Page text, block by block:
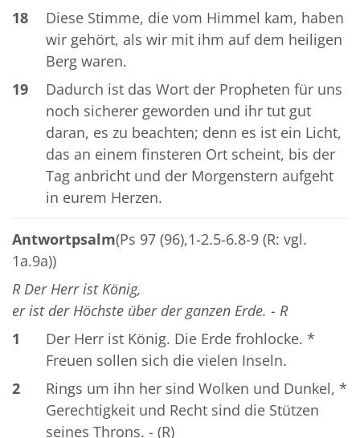
18
Diese Stimme, die vom Himmel kam, haben
wir gehört, als wir mit ihm auf dem heiligen
Berg waren.
19
Dadurch ist das Wort der Propheten für uns
noch sicherer geworden und ihr tut gut
daran, es zu beachten; denn es ist ein Licht,
das an einem finsteren Ort scheint, bis der
Tag anbricht und der Morgenstern aufgeht
in eurem Herzen.
Antwortpsalm(Ps 97 (96),1-2.5-6.8-9 (R: vgl.
1a.9a))
R Der Herr ist König,
er ist der Höchste über der ganzen Erde. - R
1
Der Herr ist König. Die Erde frohlocke. *
Freuen sollen sich die vielen Inseln.
2
Rings um ihn her sind Wolken und Dunkel, *
Gerechtigkeit und Recht sind die Stützen
seines Throns. - (R)